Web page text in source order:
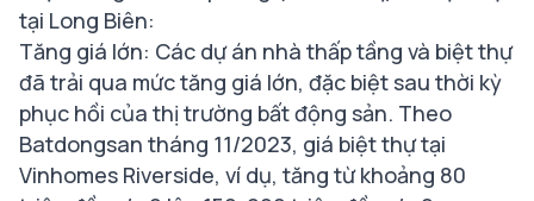
tại Long Biên:
Tăng giá lớn: Các dự án nhà thấp tầng và biệt thự
đã trải qua mức tăng giá lớn, đặc biệt sau thời kỳ
phục hồi của thị trường bất động sản. Theo
Batdongsan tháng 11/2023, giá biệt thự tại
Vinhomes Riverside, ví dụ, tăng từ khoảng 80